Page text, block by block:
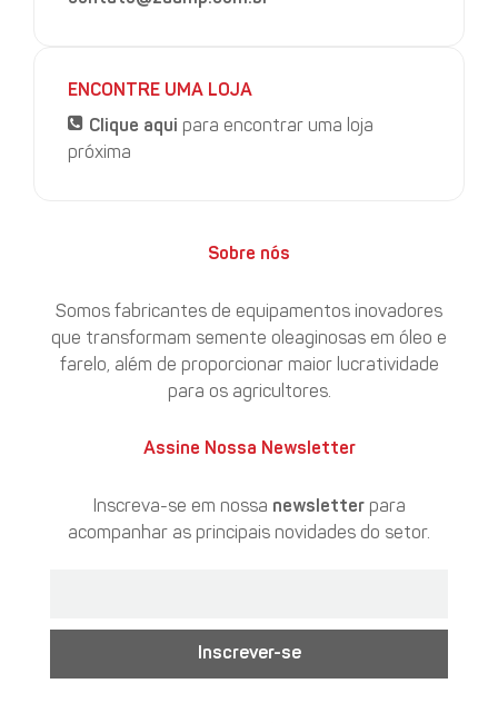
ENCONTRE UMA LOJA
Clique aqui para encontrar uma loja
próxima
Sobre nós
Somos fabricantes de equipamentos inovadores
que transformam semente oleaginosas em óleo e
farelo, além de proporcionar maior lucratividade
para os agricultores.
Assine Nossa Newsletter
Inscreva-se em nossa newsletterpara
acompanhar as principais novidades do setor.
Inscrever-se